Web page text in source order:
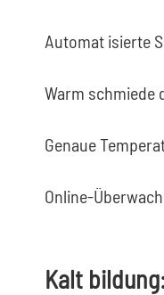
Automat isierte
Warm schmiede
Genaue
Online-
Kalt